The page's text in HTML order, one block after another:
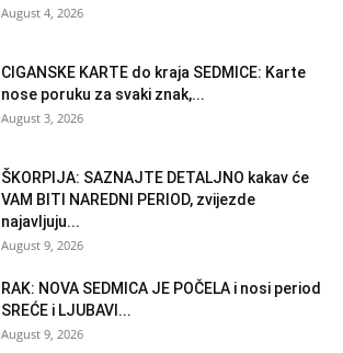
August 4, 2026
CIGANSKE KARTE do kraja SEDMICE: Karte
nose poruku za svaki znak,...
August 3, 2026
ŠKORPIJA: SAZNAJTE DETALJNO kakav će
VAM BITI NAREDNI PERIOD, zvijezde
najavljuju...
August 9, 2026
RAK: NOVA SEDMICA JE POČELA i nosi period
SREĆE i LJUBAVI...
August 9, 2026